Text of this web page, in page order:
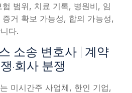
범위, 치료 기록, 병원비, 임
거 확보 가능성, 합의 가능성,
다.
소송 변호사 | 계약
·회사 분쟁
미시간주 사업체, 한인 기업,